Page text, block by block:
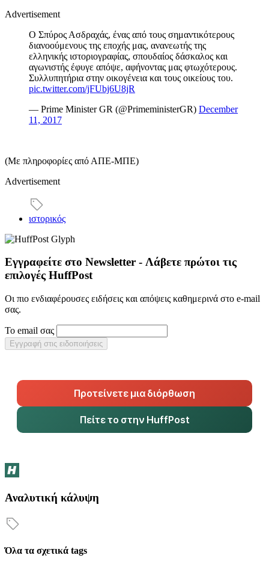
Advertisement
Ο Σπύρος Ασδραχάς, ένας από τους σημαντικότερους
διανοούμενους της εποχής μας, ανανεωτής της
ελληνικής ιστοριογραφίας, σπουδαίος δάσκαλος και
αγωνιστής έφυγε απόψε, αφήνοντας μας φτωχότερους.
Συλλυπητήρια στην οικογένεια και τους οικείους του.
pic.twitter.com/jFUbj6U8jR
— Prime Minister GR (@PrimeministerGR) December
11, 2017
(Με πληροφορίες από ΑΠΕ-ΜΠΕ)
Advertisement
ιστορικός
Εγγραφείτε στο Newsletter - Λάβετε πρώτοι τις
επιλογές HuffPost
Οι πιο ενδιαφέρουσες ειδήσεις και απόψεις καθημερινά στο e-mail
σας.
Το email σας
Εγγραφή στις ειδοποιήσεις
Προτείνετε μια διόρθωση
Πείτε το στην HuffPost
Αναλυτική κάλυψη
Όλα τα σχετικά tags